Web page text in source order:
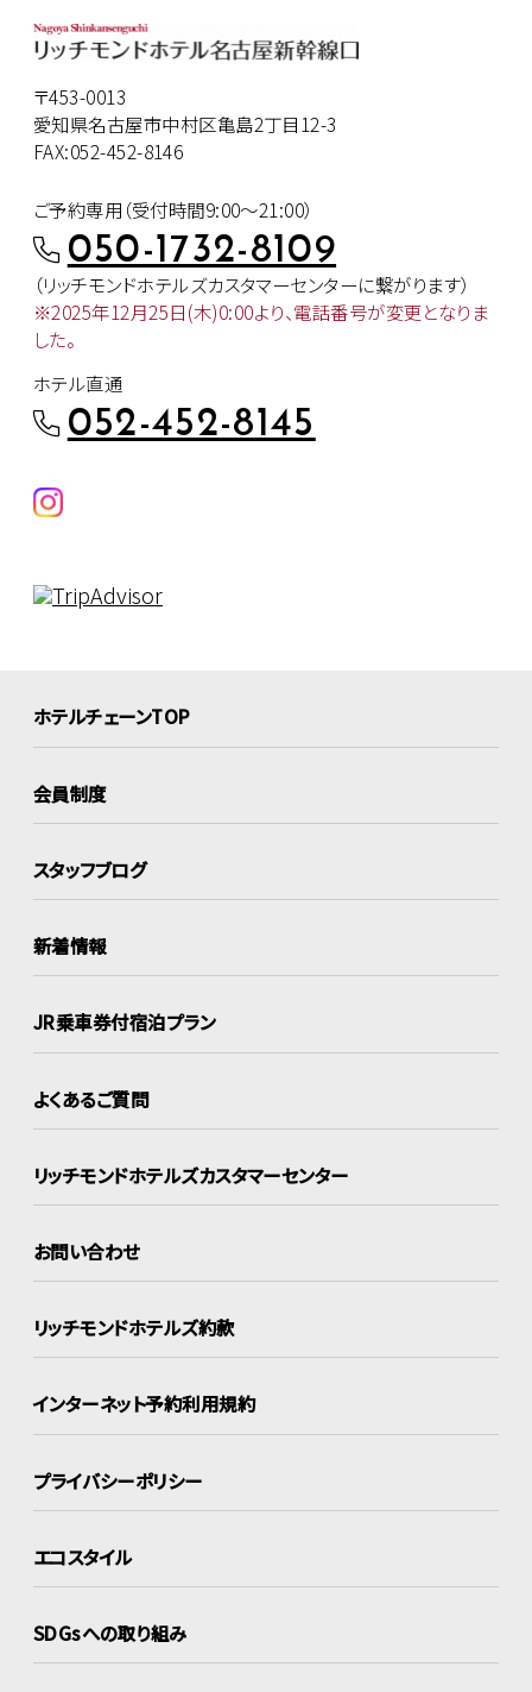
〒453-0013
愛知県名古屋市中村区亀島2丁目12-3
FAX:052-452-8146
ご予約専用（受付時間9:00～21:00）
050-1732-8109
（リッチモンドホテルズカスタマーセンターに繋がります）
※2025年12月25日(木)0:00より、電話番号が変更となりま
した。
ホテル直通
052-452-8145
ホテルチェーンTOP
会員制度
スタッフブログ
新着情報
JR乗車券付宿泊プラン
よくあるご質問
リッチモンドホテルズカスタマーセンター
お問い合わせ
リッチモンドホテルズ約款
インターネット予約利用規約
プライバシーポリシー
エコスタイル
SDGsへの取り組み